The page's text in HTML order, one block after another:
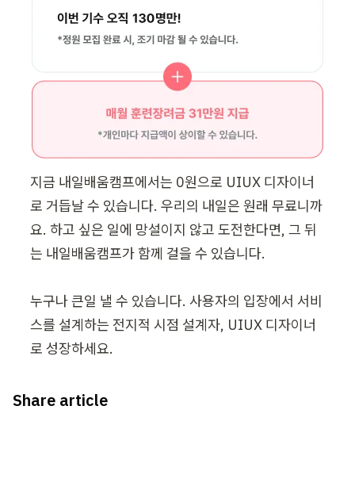
지금 내일배움캠프에서는 0원으로 UIUX 디자이너
로 거듭날 수 있습니다. 우리의 내일은 원래 무료니까
요. 하고 싶은 일에 망설이지 않고 도전한다면, 그 뒤
는 내일배움캠프가 함께 걸을 수 있습니다.
누구나 큰일 낼 수 있습니다. 사용자의 입장에서 서비
스를 설계하는 전지적 시점 설계자, UIUX 디자이너
로 성장하세요.
Share article